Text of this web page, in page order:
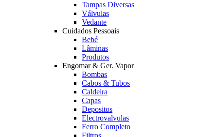
Tampas Diversas
Válvulas
Vedante
Cuidados Pessoais
Bebé
Lâminas
Produtos
Engomar & Ger. Vapor
Bombas
Cabos & Tubos
Caldeira
Capas
Depositos
Electrovalvulas
Ferro Completo
Filtros